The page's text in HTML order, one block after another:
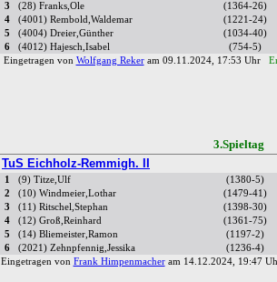
3
(28) Franks,Ole
(1364-26)
4
(4001) Rembold,Waldemar
(1221-24)
5
(4004) Dreier,Günther
(1034-40)
6
(4012) Hajesch,Isabel
(754-5)
Eingetragen von Wolfgang Rekeram 09.11.2024, 17:53 Uhr
TuS Eichholz-Remmigh. II
1 (9) Titze,Ulf
(1380-5)
2
(10) Windmeier,Lothar
(1479-41)
3
(11) Ritschel,Stephan
(1398-30)
4
(12) Groß,Reinhard
(1361-75)
5
(14) Bliemeister,Ramon
(1197-2)
6
(2021) Zehnpfennig,Jessika
(1236-4)
Eingetragen von Frank Himpenmacheram 14.12.2024, 19:47